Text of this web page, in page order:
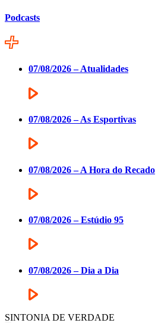
Podcasts
07/08/2026 – Atualidades
07/08/2026 – As Esportivas
07/08/2026 – A Hora do Recado
07/08/2026 – Estúdio 95
07/08/2026 – Dia a Dia
SINTONIA DE VERDADE